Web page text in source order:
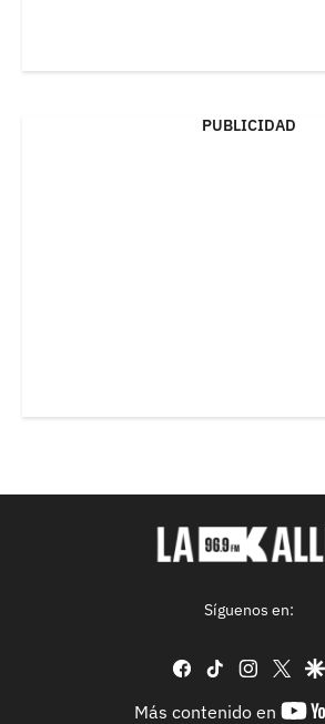
PUBLICIDAD
Síguenos en:
facebook
tiktok
Más contenido en